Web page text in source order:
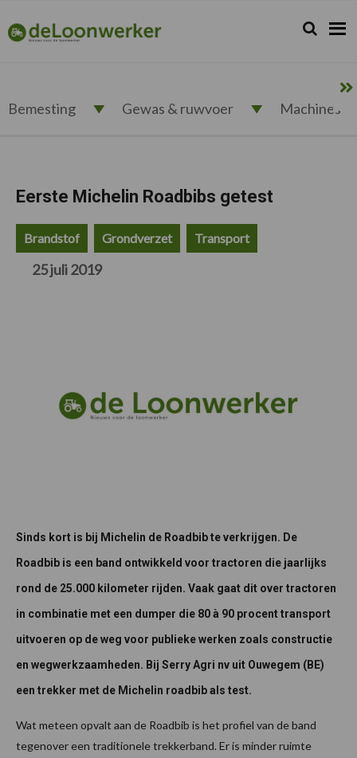
de
hoofdnavigatie
de
hoofd
de
eerste
de
voettekst
deloonwerker.nl Zoeken...
Zoek
Bemesting Gewas & ruwvoer Machines
Eerste Michelin Roadbibs getest
Brandstof Grondverzet Transport
25 juli 2019
Sinds kort is bij Michelin de Roadbib te verkrijgen. De
Roadbib is een band ontwikkeld voor tractoren die jaarlijks
rond de 25.000 kilometer rijden. Vaak gaat dit over tractoren
in combinatie met een dumper die 80 à 90 procent transport
uitvoeren op de weg voor publieke werken zoals constructie
en wegwerkzaamheden. Bij Serry Agri nv uit Ouwegem (BE)
een trekker met de Michelin roadbib als test.
Wat meteen opvalt aan de Roadbib is het profiel van de band
tegenover een traditionele trekkerband. Er is minder ruimte